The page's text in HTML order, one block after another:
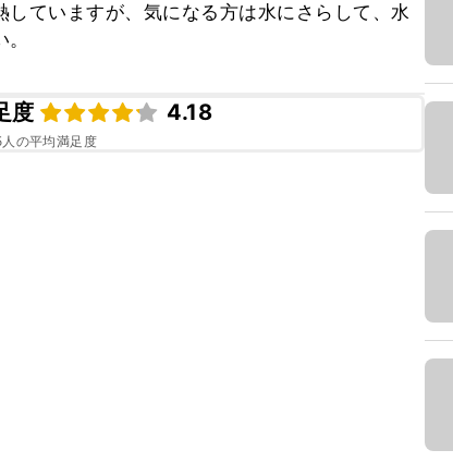
ていますが、気になる方は水にさらして、水
度
4.18
人の平均満足度